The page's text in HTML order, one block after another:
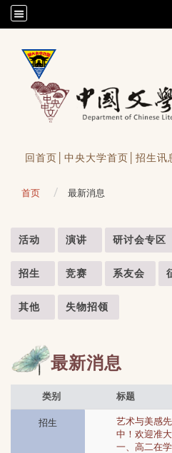
/accesskey"" title="Toolbar">:::
回首页│ 中央大学首页│ 招生讯
首页 最新消息
活动 演讲 研讨会专区
招生 竞赛 系友会
其他 失物招领
最新消息
类别 标题
招生
艺术与美感
中！欢迎准
一、高二在